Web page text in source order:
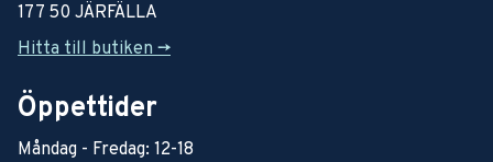
177 50 JÄRFÄLLA
Hitta till butiken ->
Öppettider
Måndag - Fredag: 12-18